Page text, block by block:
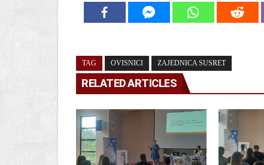
TAG OVISNICI ZAJEDNICA SUSRET
RELATED ARTICLES